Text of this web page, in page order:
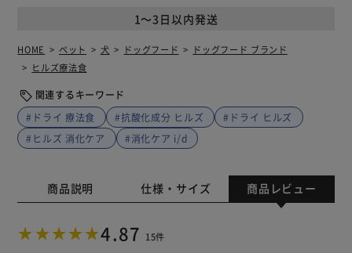
1～3日以内発送
HOME ペット 犬 ドッグフード
ドッグフード ブランド
ヒルズ療法食
関連するキーワード
#ドライ 療法食
#抗酸化成分 ヒルズ
#ドライ ヒルズ
#ヒルズ 消化ケア
#消化ケア i/d
商品説明 仕様・サイズ 商品レビュー
4.87 15件